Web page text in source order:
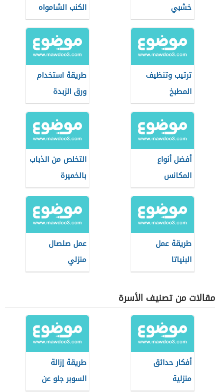
خشبي
الكنب الشامواه
ترتيب وتنظيف
المطبخ
طريقة استخدام
ورق الزبدة
أفضل أنواع
المكانس
الكهربائية
التخلص من الذباب
بالخميرة
طريقة عمل
البنياتا
عمل صلصال
منزلي
مقالات من تصنيف الأسرة
أفكار حدائق
منزلية
طريقة إزالة
السوبر جلو عن